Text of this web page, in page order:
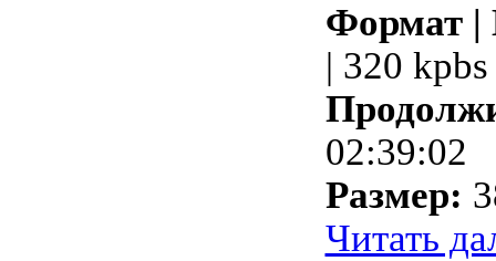
Формат |
| 320 kpbs
02:39:02
Размер:
Читать